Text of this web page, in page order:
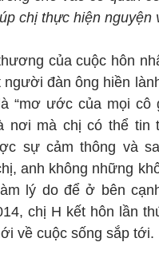
chị thực hiện nguyện
của cuộc hôn
đàn ông hiền
“mơ ước của mọi cô
nơi mà chị có thể tin
sự cảm thông và
anh không những
lý do để ở bên
chị H kết hôn lần
về cuộc sống sắp tới.